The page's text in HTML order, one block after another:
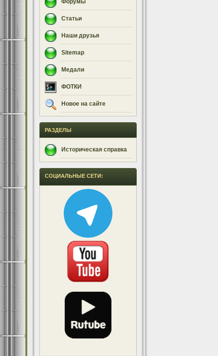
Форумы
Статьи
Наши друзья
Sitemap
Медали
ФОТКИ
Новое на сайте
РАЗДЕЛЫ
Историческая справка
СОЦИАЛЬНЫЕ СЕТИ: